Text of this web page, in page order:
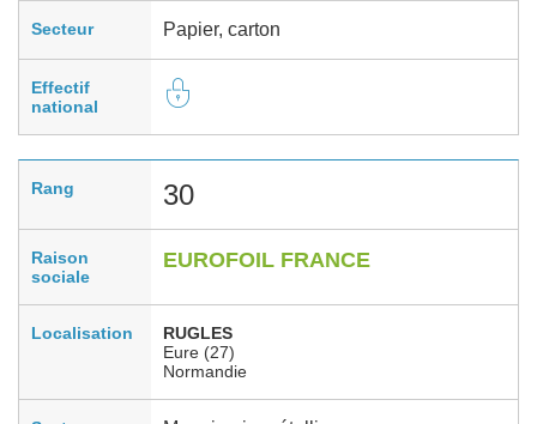
Secteur Papier, carton
Effectif
national
Rang 30
Raison
sociale
EUROFOIL FRANCE
Localisation
RUGLES
Eure (27)
Normandie